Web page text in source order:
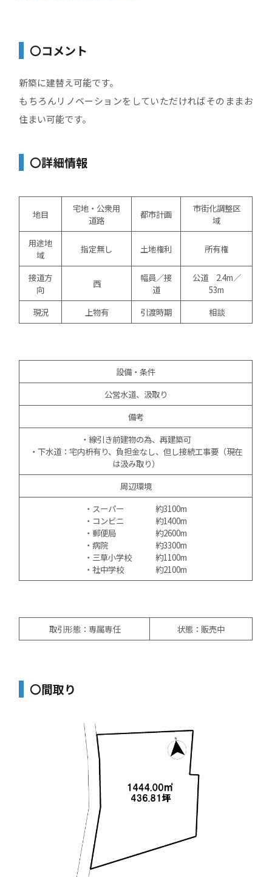
〇コメント
新築に建替え可能です。
もちろんリノベーションをしていただければそのままお
住まい可能です。
〇詳細情報
地目
宅地・公衆用
道路
都市計画
市街化調整区
域
用途地
域
指定無し 土地権利 所有権
接道方
向
西
幅員／接
道
公道 2.4m／
53m
現況
上物有 引渡時期 相談
設備・条件
公営水道、汲取り
備考
・線引き前建物の為、再建築可
・下水道：宅内枡有り、負担金なし、但し接続工事要（現在
は汲み取り）
周辺環境
・スーパー 約3100m
・コンビニ 約1400m
・郵便局 約2600m
・病院 約3300m
・三草小学校 約1100m
・社中学校 約2100m
取引形態：専属専任 状態：販売中
〇間取り